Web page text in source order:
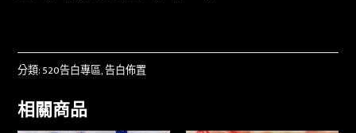
分類:520告白專區,告白佈置
相關商品